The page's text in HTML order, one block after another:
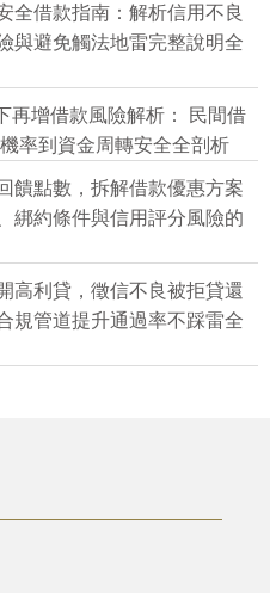
全借款指南：解析信用不良
與避免觸法地雷完整說明全
再增借款風險解析： 民間借
率到資金周轉安全全剖析
饋點數，拆解借款優惠方案
綁約條件與信用評分風險的
高利貸，徵信不良被拒貸還
規管道提升通過率不踩雷全